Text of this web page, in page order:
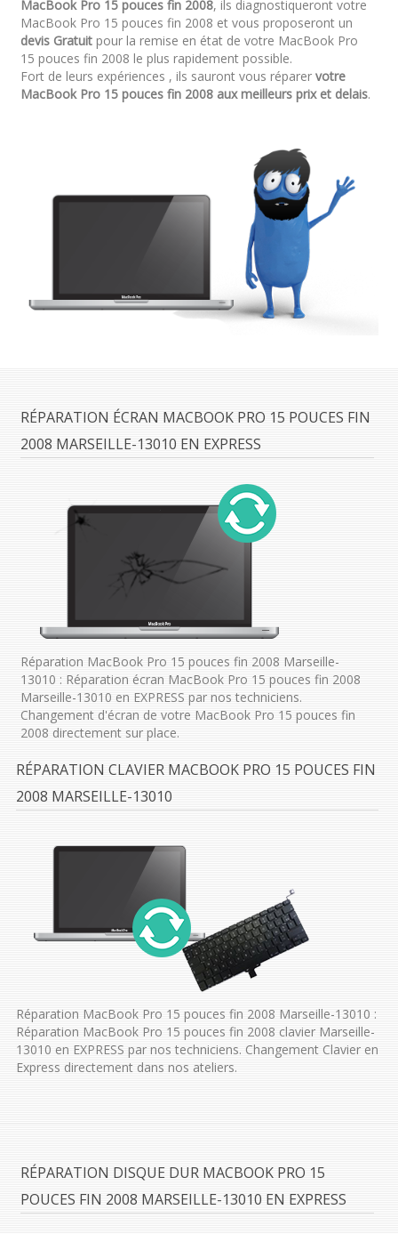
MacBook Pro 15 pouces fin 2008, ils diagnostiqueront votre
MacBook Pro 15 pouces fin 2008 et vous proposeront un
devis Gratuitpour la remise en état de votre MacBook Pro
15 pouces fin 2008 le plus rapidement possible.
Fort de leurs expériences , ils sauront vous réparer votre
MacBook Pro 15 pouces fin 2008 aux meilleurs prix et delais.
RÉPARATION ÉCRAN MACBOOK PRO 15 POUCES FIN
2008 MARSEILLE-13010 EN EXPRESS
Réparation MacBook Pro 15 pouces fin 2008 Marseille-
13010 : Réparation écran MacBook Pro 15 pouces fin 2008
Marseille-13010 en EXPRESS par nos techniciens.
Changement d'écran de votre MacBook Pro 15 pouces fin
2008 directement sur place.
RÉPARATION CLAVIER MACBOOK PRO 15 POUCES FIN
2008 MARSEILLE-13010
Réparation MacBook Pro 15 pouces fin 2008 Marseille-13010 :
Réparation MacBook Pro 15 pouces fin 2008 clavier Marseille-
13010 en EXPRESS par nos techniciens. Changement Clavier en
Express directement dans nos ateliers.
RÉPARATION DISQUE DUR MACBOOK PRO 15
POUCES FIN 2008 MARSEILLE-13010 EN EXPRESS